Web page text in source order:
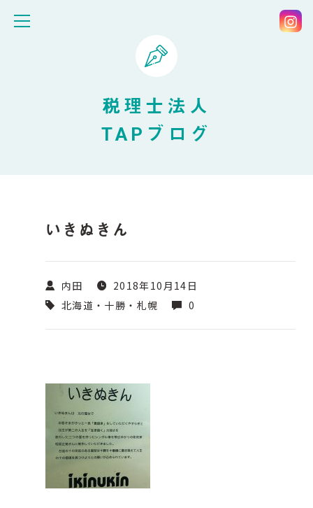
税理士法人
TAPブログ
いきぬきん
内田
2018年10月14日
北海道・十勝・札幌
0